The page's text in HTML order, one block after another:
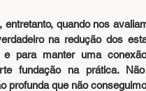
entretanto, quando nos
na redução dos
para manter uma
fundação na prática.
profunda que não